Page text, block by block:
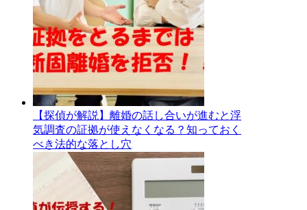
【探偵が解説】離婚の話し合いが進むと浮
気調査の証拠が使えなくなる？知っておく
べき法的な落とし穴